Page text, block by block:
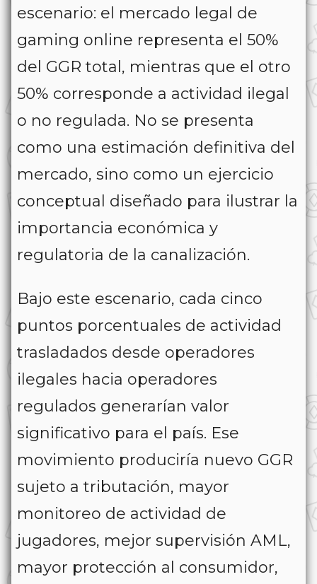
escenario: el mercado legal de
gaming online representa el 50%
del GGR total, mientras que el otro
50% corresponde a actividad ilegal
o no regulada. No se presenta
como una estimación definitiva del
mercado, sino como un ejercicio
conceptual diseñado para ilustrar la
importancia económica y
regulatoria de la canalización.
Bajo este escenario, cada cinco
puntos porcentuales de actividad
trasladados desde operadores
ilegales hacia operadores
regulados generarían valor
significativo para el país. Ese
movimiento produciría nuevo GGR
sujeto a tributación, mayor
monitoreo de actividad de
jugadores, mejor supervisión AML,
mayor protección al consumidor,